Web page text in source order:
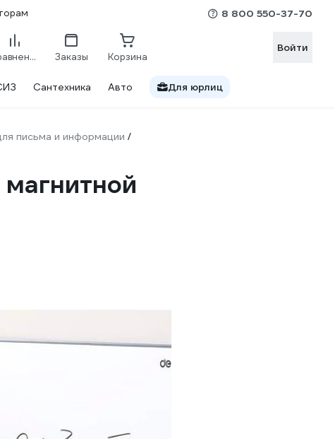
8 800 550-37-70
Сравнение Заказы Корзина
Войти
Сантехника Авто Для юрлиц
письма и информации /